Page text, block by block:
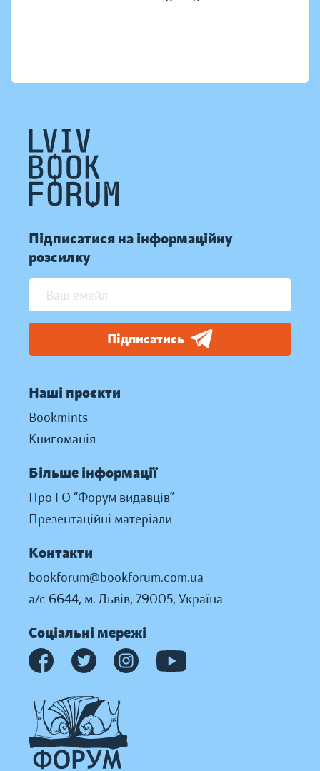
Підписатися на інформаційну
розсилку
Підписатись
Наші проєкти
Bookmints
Книгоманія
Більше інформації
Про ГО “Форум видавців”
Презентаційні матеріали
Контакти
bookforum@bookforum.com.ua
а/с 6644, м. Львів, 79005, Україна
Соціальні мережі